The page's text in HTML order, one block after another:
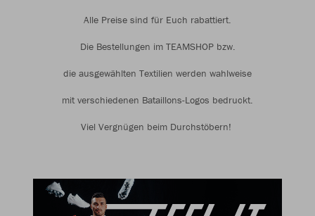
Alle Preise sind für Euch rabattiert.
Die Bestellungen im TEAMSHOP bzw.
die ausgewählten Textilien werden wahlweise
mit verschiedenen Bataillons-Logos bedruckt.
Viel Vergnügen beim Durchstöbern!